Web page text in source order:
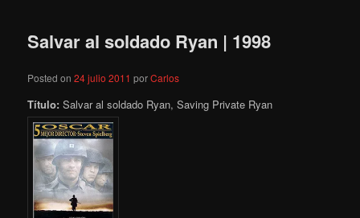
Salvar al soldado Ryan | 1998
Posted on24 julio 2011 porCarlos
Título: Salvar al soldado Ryan, Saving Private Ryan